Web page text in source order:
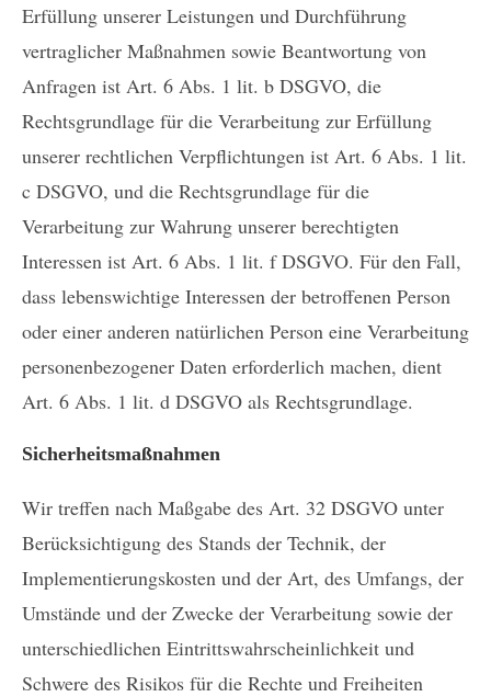
Erfüllung unserer Leistungen und Durchführung
vertraglicher Maßnahmen sowie Beantwortung von
Anfragen ist Art. 6 Abs. 1 lit. b DSGVO, die
Rechtsgrundlage für die Verarbeitung zur Erfüllung
unserer rechtlichen Verpflichtungen ist Art. 6 Abs. 1 lit.
c DSGVO, und die Rechtsgrundlage für die
Verarbeitung zur Wahrung unserer berechtigten
Interessen ist Art. 6 Abs. 1 lit. f DSGVO. Für den Fall,
dass lebenswichtige Interessen der betroffenen Person
oder einer anderen natürlichen Person eine Verarbeitung
personenbezogener Daten erforderlich machen, dient
Art. 6 Abs. 1 lit. d DSGVO als Rechtsgrundlage.
Sicherheitsmaßnahmen
Wir treffen nach Maßgabe des Art. 32 DSGVO unter
Berücksichtigung des Stands der Technik, der
Implementierungskosten und der Art, des Umfangs, der
Umstände und der Zwecke der Verarbeitung sowie der
unterschiedlichen Eintrittswahrscheinlichkeit und
Schwere des Risikos für die Rechte und Freiheiten